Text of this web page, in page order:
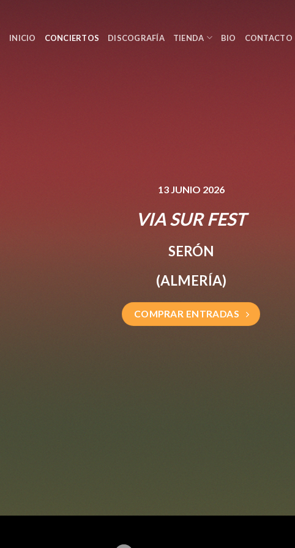
content
INICIO CONCIERTOS DISCOGRAFÍA TIENDA BIO CONTACTO
13 JUNIO 2026
VIA SUR FEST
SERÓN
(ALMERÍA)
COMPRAR ENTRADAS